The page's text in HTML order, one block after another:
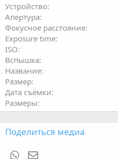
Устройство
Апертура
Фокусное расстояние
Exposure time
ISO
Вспышка
Название
Размер
Дата съёмки
Размеры
Поделиться медиа
WhatsApp